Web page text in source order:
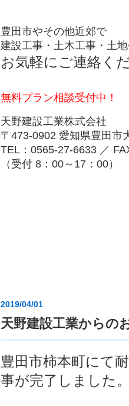
豊田市やその他近郊で
建設工事・土木工事・土
お気軽にご連絡く
無料プラン相談受付中！
天野建設工業株式会社
〒473-0902 愛知県豊田市
TEL：0565-27-6633 ／
（受付 8：00～17：00）
2019/04/01
天野建設工業からの
豊田市柿本町にて
事が完了しました